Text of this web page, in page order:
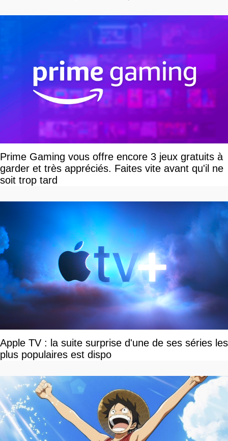
Prime Gaming vous offre encore 3 jeux gratuits à
garder et très appréciés. Faites vite avant qu'il ne
soit trop tard
Apple TV : la suite surprise d'une de ses séries les
plus populaires est dispo